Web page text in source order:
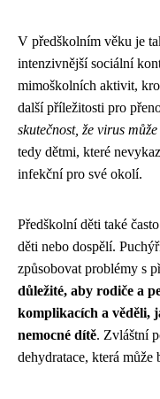
V předškolním věku je
intenzivnější sociální
mimoškolních aktivit,
další příležitosti pro
skutečnost, že virus
tedy dětmi, které
infekční pro své okolí.
Předškolní děti také
děti nebo dospělí.
způsobovat problémy s
důležité, aby rodiče a
komplikacích a věděli,
nemocné dítě. Zvláštní
dehydratace, která